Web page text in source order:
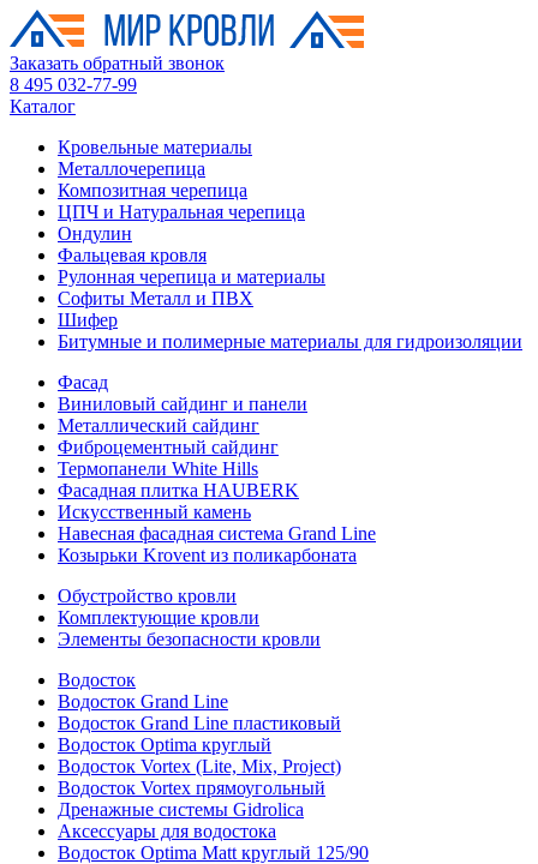
Заказать обратный звонок
8 495 032-77-99
Каталог
Кровельные материалы
Металлочерепица
Композитная черепица
ЦПЧ и Натуральная черепица
Ондулин
Фальцевая кровля
Рулонная черепица и материалы
Софиты Металл и ПВХ
Шифер
Битумные и полимерные материалы для гидроизоляции
Фасад
Виниловый сайдинг и панели
Металлический сайдинг
Фиброцементный сайдинг
Термопанели White Hills
Фасадная плитка HAUBERK
Искусственный камень
Навесная фасадная система Grand Line
Козырьки Krovent из поликарбоната
Обустройство кровли
Комплектующие кровли
Элементы безопасности кровли
Водосток
Водосток Grand Line
Водосток Grand Line пластиковый
Водосток Optima круглый
Водосток Vortex (Lite, Mix, Project)
Водосток Vortex прямоугольный
Дренажные системы Gidrolica
Аксессуары для водостока
Водосток Optima Matt круглый 125/90